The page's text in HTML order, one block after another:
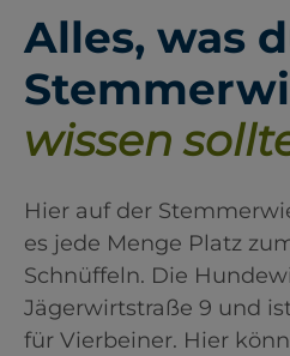
Alles, was
wissen
Hier auf der
es jede Menge Platz
Schnüffeln. Die
Jägerwirtstraße 9 und
für Vierbeiner. Hier